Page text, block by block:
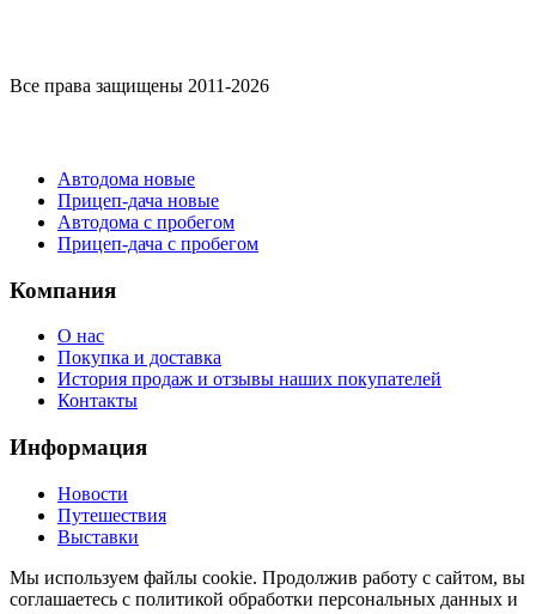
Все права защищены 2011-2026
Автодома новые
Прицеп-дача новые
Автодома с пробегом
Прицеп-дача с пробегом
Компания
О нас
Покупка и доставка
История продаж и отзывы наших покупателей
Контакты
Информация
Новости
Путешествия
Выставки
Мы используем файлы cookie. Продолжив работу с сайтом, вы
соглашаетесь с политикой обработки персональных данных и